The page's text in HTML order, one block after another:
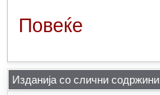
Повеќе
Изданија со слични содржини